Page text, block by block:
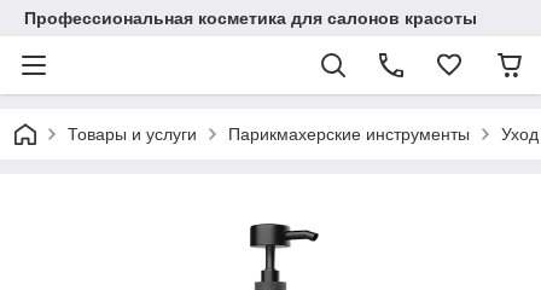
Профессиональная косметика для салонов красоты
Товары и услуги Парикмахерские инструменты